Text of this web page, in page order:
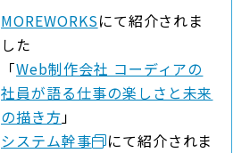
MOREWORKSにて紹介されま
した
「Web制作会社 コーディアの
社員が語る仕事の楽しさと未来
の描き方」
システム幹事
にて紹介されま